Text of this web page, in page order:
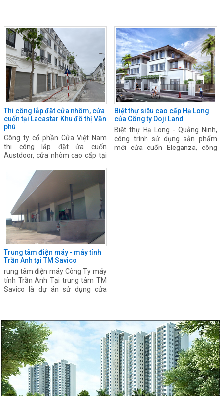
Thi công lắp đặt cửa nhôm, cửa
cuốn tại Lacastar Khu đô thị Văn
phú
Công ty cổ phần Cửa Việt Nam
thi công lắp đặt ửa cuốn
Austdoor, cửa nhôm cao cấp tại
Biệt thự siêu cao cấp Hạ Long
của Công ty Doji Land
Biệt thự Hạ Long - Quảng Ninh,
công trình sử dụng sản phẩm
mới cửa cuốn Eleganza, công
Trung tâm điện máy - máy tính
Trần Anh tại TM Savico
rung tâm điện máy Công Ty máy
tính Trần Anh Tại trung tâm TM
Savico là dự án sử dụng cửa